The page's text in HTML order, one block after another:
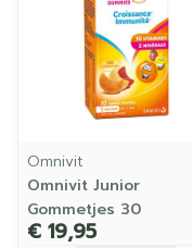
Omnivit
Omnivit Junior
Gommetjes 30
€ 19,95